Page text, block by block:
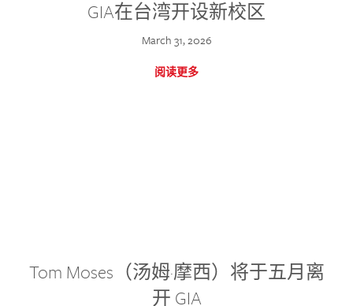
GIA在台湾开设新校区
March 31, 2026
阅读更多
Tom Moses（汤姆·摩西）将于五月离
开 GIA